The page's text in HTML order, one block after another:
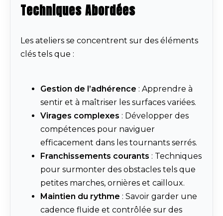
Techniques Abordées
Les ateliers se concentrent sur des éléments
clés tels que :
Gestion de l’adhérence : Apprendre à
sentir et à maîtriser les surfaces variées.
Virages complexes : Développer des
compétences pour naviguer
efficacement dans les tournants serrés.
Franchissements courants : Techniques
pour surmonter des obstacles tels que
petites marches, ornières et cailloux.
Maintien du rythme : Savoir garder une
cadence fluide et contrôlée sur des